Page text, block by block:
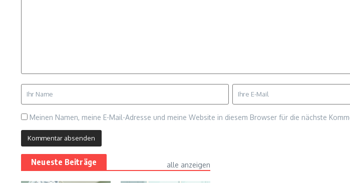
Meinen Namen, meine E-Mail-Adresse und meine Website in diesem Browser für die nächste
Neueste Beiträge alle anzeigen